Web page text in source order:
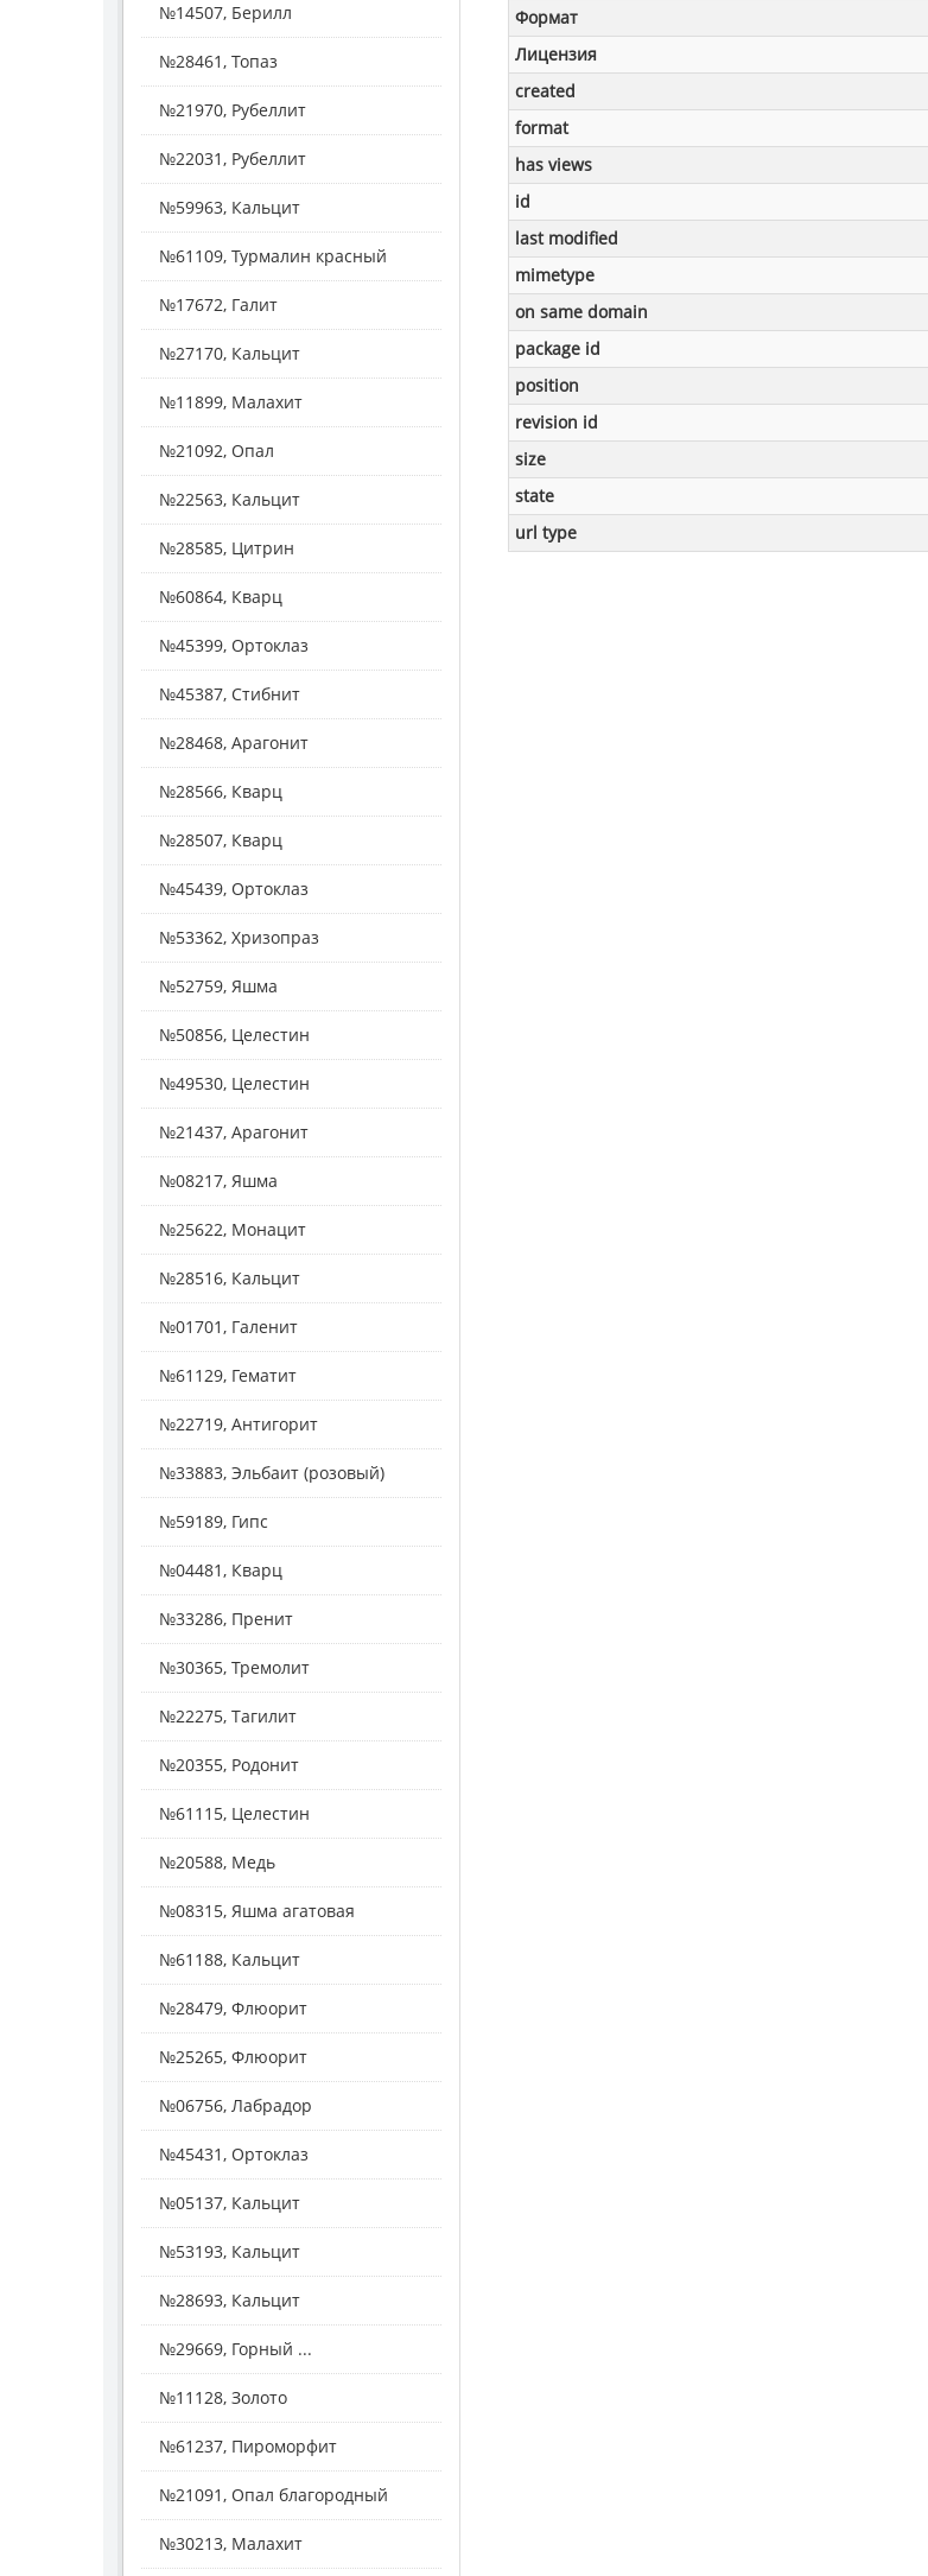
Формат
Лицензия
created
format
has views
id
last modified
mimetype
on same domain
package id
position
revision id
size
state
url type
№14507, Берилл
№28461, Топаз
№21970, Рубеллит
№22031, Рубеллит
№59963, Кальцит
№61109, Турмалин красный
№17672, Галит
№27170, Кальцит
№11899, Малахит
№21092, Опал
№22563, Кальцит
№28585, Цитрин
№60864, Кварц
№45399, Ортоклаз
№45387, Стибнит
№28468, Арагонит
№28566, Кварц
№28507, Кварц
№45439, Ортоклаз
№53362, Хризопраз
№52759, Яшма
№50856, Целестин
№49530, Целестин
№21437, Арагонит
№08217, Яшма
№25622, Монацит
№28516, Кальцит
№01701, Галенит
№61129, Гематит
№22719, Антигорит
№33883, Эльбаит (розовый)
№59189, Гипс
№04481, Кварц
№33286, Пренит
№30365, Тремолит
№22275, Тагилит
№20355, Родонит
№61115, Целестин
№20588, Медь
№08315, Яшма агатовая
№61188, Кальцит
№28479, Флюорит
№25265, Флюорит
№06756, Лабрадор
№45431, Ортоклаз
№05137, Кальцит
№53193, Кальцит
№28693, Кальцит
№29669, Горный ...
№11128, Золото
№61237, Пироморфит
№21091, Опал благородный
№30213, Малахит